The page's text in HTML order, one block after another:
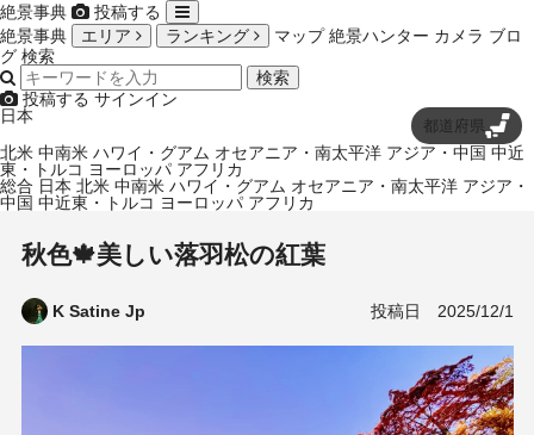
絶景事典
投稿する
絶景事典
エリア ランキング マップ 絶景ハンター カメラ ブロ
グ 検索
検索
投稿する サインイン
日本
都道府県
北米 中南米 ハワイ・グアム オセアニア・南太平洋 アジア・中国 中近
東・トルコ ヨーロッパ アフリカ
総合 日本 北米 中南米 ハワイ・グアム オセアニア・南太平洋 アジア・
中国 中近東・トルコ ヨーロッパ アフリカ
秋色🍁美しい落羽松の紅葉
K Satine Jp 投稿日 2025/12/1